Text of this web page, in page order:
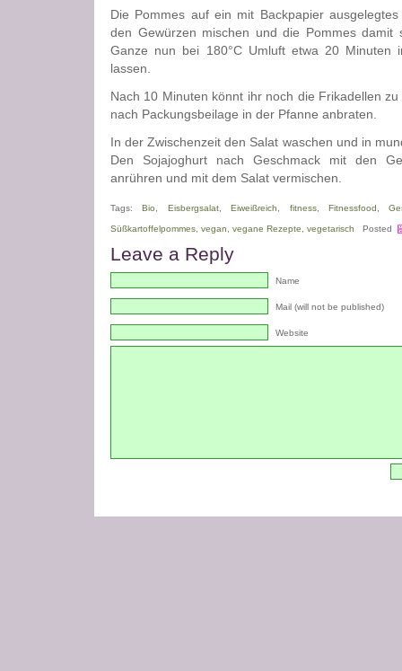
Die Pommes auf ein mit Backpapier
den Gewürzen mischen und die Pommes damit
Ganze nun bei 180°C Umluft etwa 20 Minuten
lassen.
Nach 10 Minuten könnt ihr noch die Frikadellen
nach Packungsbeilage in der Pfanne anbraten.
In der Zwischenzeit den Salat waschen und in
Den Sojajoghurt nach Geschmack mit den
anrühren und mit dem Salat vermischen.
Tags:Bio Eisbergsalat,Eiweißreich fitness, Fitnessfood ,
Süßkartoffelpommes vegan vegane Rezepte vegetarisch Posted
Leave a Reply
Name
Mail (will not be published)
Website